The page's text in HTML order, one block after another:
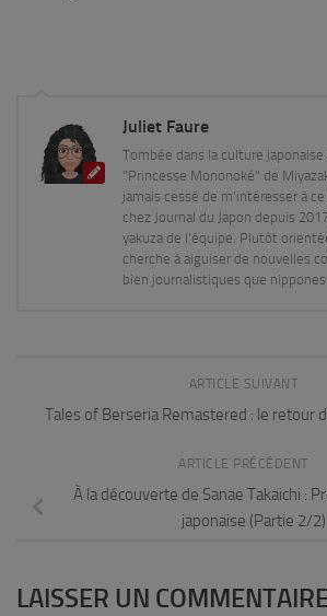
Juliet Faure
Tombée dans la culture japonaise
"Princesse Mononoké" de
jamais cessé de m'intéresser à
chez Journal du Japon depuis
yakuza de l'équipe. Plutôt
cherche à aiguiser de nouvelles
bien journalistiques que nippones.
ARTICLE SUIVANT
Tales of Berseria Remastered : le retour
ARTICLE PRÉCÉDENT
À la découverte de Sanae Takaichi :
japonaise (Partie 2/2)
LAISSER UN